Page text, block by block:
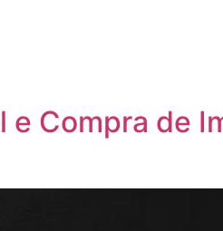
e Compra de